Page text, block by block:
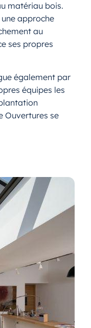
matériau bois.
approche
au
ses propres
également par
équipes les
Ouvertures se